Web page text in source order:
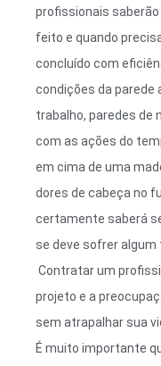
profissionais
feito e quando
concluído com
condições da parede
trabalho, paredes de
com as ações do
em cima de uma
dores de cabeça no
certamente saberá
se deve sofrer
Contratar um
projeto e a
sem atrapalhar sua
É muito importante